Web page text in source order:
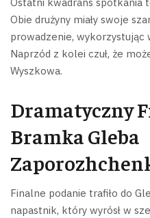
Obie drużyny miały swoje
prowadzenie, wykorzystując
Naprzód z kolei czuł, że
Wyszkowa.
Dramatyczny
Bramka Gleba
Finalne podanie trafiło do
napastnik, który wyrósł w